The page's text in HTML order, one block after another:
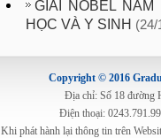
GIẢI NOBEL
HỌC VÀ Y SINH (24/
Copyright © 2016
Địa chỉ: Số 18 đường
Điện thoại:
Khi phát hành lại thông tin trên